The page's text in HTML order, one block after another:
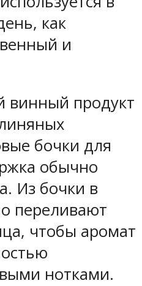
как
и
винный продукт
бочки для
обычно
Из бочки в
переливают
чтобы аромат
нотками.